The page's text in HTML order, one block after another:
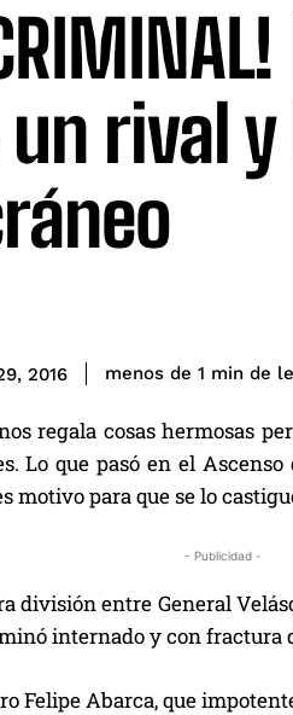
rival
2016 menos de 1 min de
regala cosas hermosas
Lo que pasó en el
para que se lo
- Publicidad -
división entre General
internado y con fractura
Felipe Abarca, que